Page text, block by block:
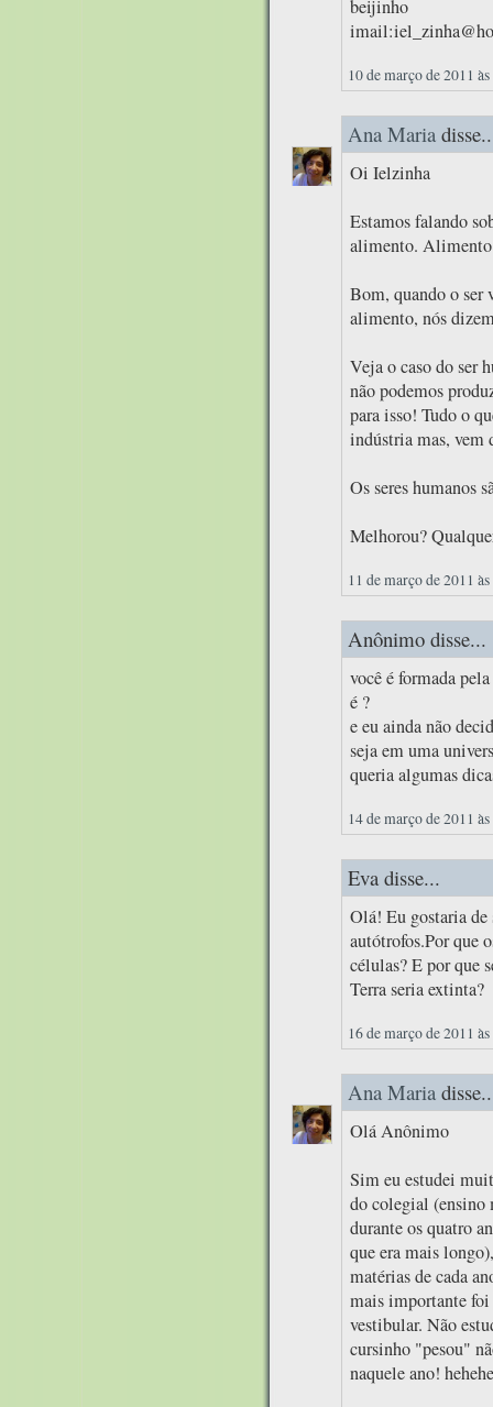
beijinho
10 de março de 2011
Ana Maria
Oi Ielzinha
Estamos falando
alimento. Alimento
Bom, quando o ser
alimento, nós
Veja o caso do ser
não podemos
para isso! Tudo o
indústria mas, vem
Os seres humanos
Melhorou?
11 de março de 2011
Anônimo disse...
você é formada
é ?
e eu ainda não
seja em uma
queria algumas
14 de março de 2011
Eva disse...
Olá! Eu gostaria
autótrofos.Por que
células? E por que
Terra seria extinta?
16 de março de 2011
Ana Maria
Olá Anônimo
Sim eu estudei
do colegial (ensino
durante os quatro
que era mais
matérias de cada
mais importante foi
vestibular. Não
cursinho "pesou"
naquele ano! hehehe